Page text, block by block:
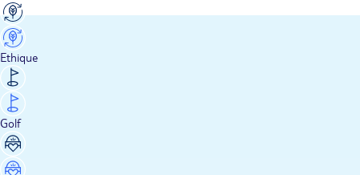
Ethique
Golf